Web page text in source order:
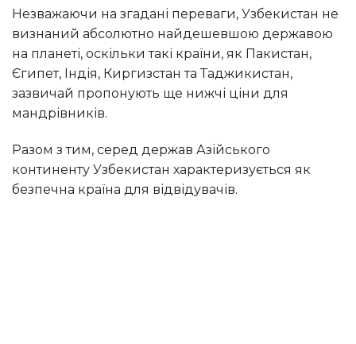
Незважаючи на згадані переваги, Узбекистан не
визнаний абсолютно найдешевшою державою
на планеті, оскільки такі країни, як Пакистан,
Єгипет, Індія, Киргизстан та Таджикистан,
зазвичай пропонують ще нижчі ціни для
мандрівників.
Разом з тим, серед держав Азійського
континенту Узбекистан характеризується як
безпечна країна для відвідувачів.